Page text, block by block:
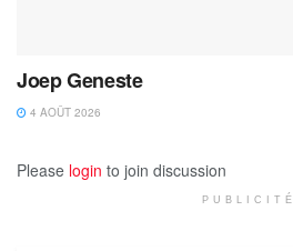
Joep Geneste
4 AOÛT 2026
Please login to join discussion
PUBLICITÉ